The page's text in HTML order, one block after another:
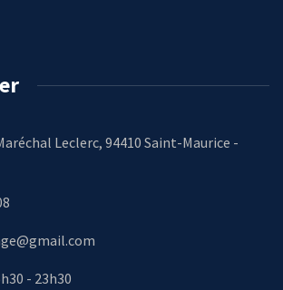
Leclerc, 94410 Saint-Maurice -
- 23h30